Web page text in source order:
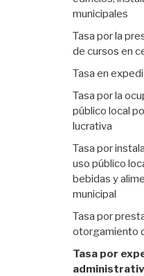
municipales
Tasa por la
de cursos en
Tasa en
Tasa por la
público local
lucrativa
Tasa por
uso público
bebidas y
municipal
Tasa por
otorgamiento
Tasa por